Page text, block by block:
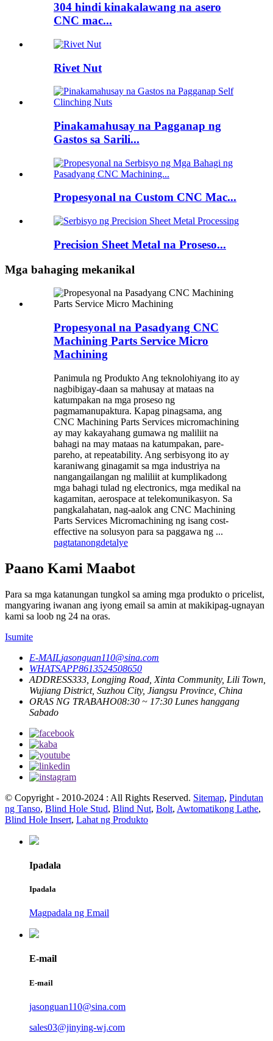
304 hindi kinakalawang na asero
CNC mac...
Rivet Nut
Pinakamahusay na Pagganap ng
Gastos sa Sarili...
Propesyonal na Custom CNC Mac...
Precision Sheet Metal na Proseso...
Mga bahaging mekanikal
Propesyonal na Pasadyang CNC
Machining Parts Service Micro
Machining
Panimula ng Produkto Ang teknolohiyang ito ay
nagbibigay-daan sa mahusay at mataas na
katumpakan na mga proseso ng
pagmamanupaktura. Kapag pinagsama, ang
CNC Machining Parts Services micromachining
ay may kakayahang gumawa ng maliliit na
bahagi na may mataas na katumpakan, pare-
pareho, at repeatability. Ang serbisyong ito ay
karaniwang ginagamit sa mga industriya na
nangangailangan ng maliliit at kumplikadong
mga bahagi tulad ng electronics, mga medikal na
kagamitan, aerospace at telekomunikasyon. Sa
pangkalahatan, nag-aalok ang CNC Machining
Parts Services Micromachining ng isang cost-
effective na solusyon para sa paggawa ng ...
pagtatanongdetalye
Paano Kami Maabot
Para sa mga katanungan tungkol sa aming mga produkto o pricelist,
mangyaring iwanan ang iyong email sa amin at makikipag-ugnayan
kami sa loob ng 24 na oras.
Isumite
E-MAILjasonguan110@sina.com
WHATSAPP8613524508650
ADDRESS333, Longjing Road, Xinta Community, Lili Town,
Wujiang District, Suzhou City, Jiangsu Province, China
ORAS NG TRABAHO08:30 ~ 17:30 Lunes hanggang
Sabado
© Copyright - 2010-2024 : All Rights Reserved. Sitemap, Pindutan
ng Tanso, Blind Hole Stud, Blind Nut, Bolt, Awtomatikong Lathe,
Blind Hole Insert, Lahat ng Produkto
Ipadala
Ipadala
Magpadala ng Email
E-mail
E-mail
jasonguan110@sina.com
sales03@jinying-wj.com